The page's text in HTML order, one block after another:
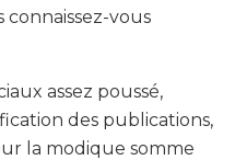
connaissez-vous
assez poussé,
des publications,
la modique somme